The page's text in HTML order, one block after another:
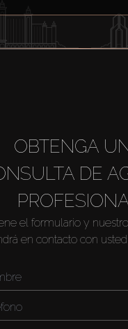
OBTENGA
DE
el formulario y
en contacto con